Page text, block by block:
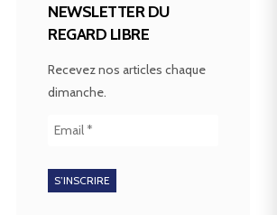
NEWSLETTER DU
REGARD LIBRE
Recevez nos articles chaque
dimanche.